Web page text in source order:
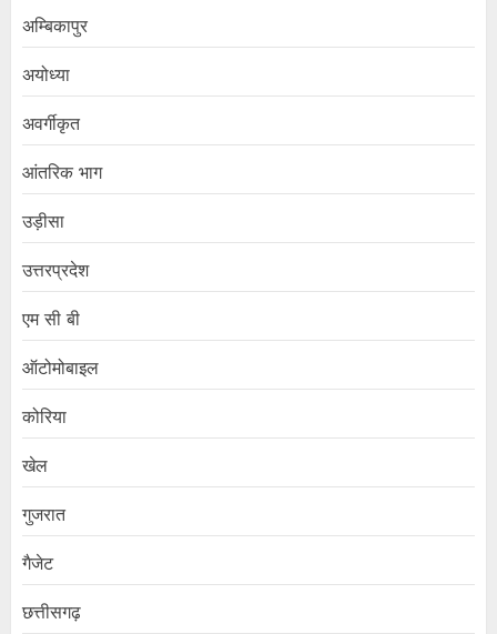
अम्बिकापुर
अयोध्या
अवर्गीकृत
आंतरिक भाग
उड़ीसा
उत्तरप्रदेश
एम सी बी
ऑटोमोबाइल
कोरिया
खेल
गुजरात
गैजेट
छत्तीसगढ़